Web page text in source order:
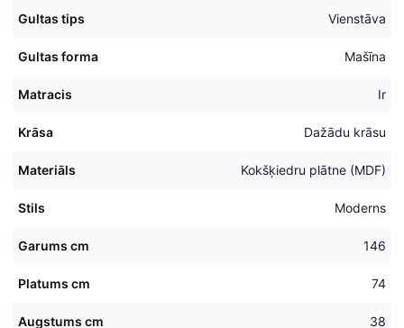
Gultas tips Vienstāva
Gultas forma Mašīna
Matracis Ir
Krāsa Dažādu krāsu
Materiāls Kokšķiedru plātne (MDF)
Stils Moderns
Garums cm 146
Platums cm 74
Augstums cm 38